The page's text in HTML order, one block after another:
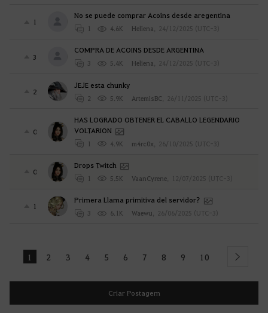
1
No se puede comprar Acoins desde aregentina
1 4.6K Heliena 24/12/2025 (UTC-3)
3
COMPRA DE ACOINS DESDE ARGENTINA
3 5.4K Heliena 24/12/2025 (UTC-3)
2
JEJE esta chunky
2 5.9K ArtemisBC 26/11/2025 (UTC-3)
0
HAS LOGRADO OBTENER EL CABALLO LEGENDARIO
VOLTARION
1 4.9K m4rc0x 26/10/2025 (UTC-3)
0
Drops Twitch
1 5.5K VaanCyrene
1
Primera Llama primitiva del servidor?
3 6.1K Waewu 26/06/2025 (UTC-3)
1 2 3 4 5 6 7 8 9 10 next
Criar Postagem